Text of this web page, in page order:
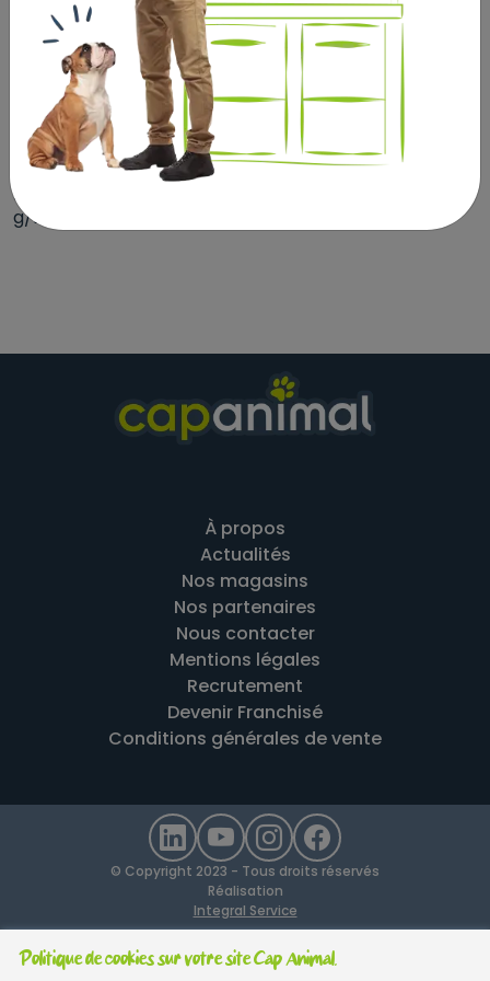
Politique de cookies sur votre site Cap Animal.
lotion convient aux épidermes les plus sensibles et ne
colle pas les poils.
La mousse Diméthicare de Beaphar représente
l’alternative idéale aux insecticides chimiques.
Ingrédients : Diméthicone (CAS N° 68937-54-2) 38
g/L, Aloe Vera (CAS N° 94349-62-9) 5 g/L, Parfum 10
g/L.
À propos
Actualités
Nos magasins
Nos partenaires
Nous contacter
Mentions légales
Recrutement
Devenir Franchisé
Conditions générales de vente
© Copyright 2023 - Tous droits réservés
Réalisation
Integral Service